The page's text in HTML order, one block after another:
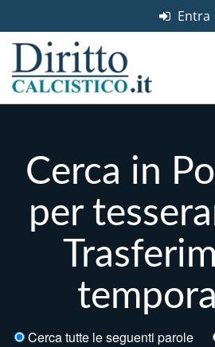
Entra
Cerca in
per
Cerca tutte le seguenti parole